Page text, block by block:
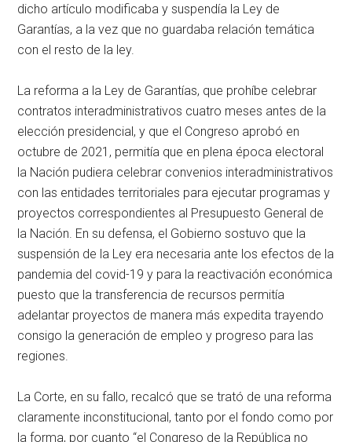
dicho artículo modificaba y suspendía la Ley de
Garantías, a la vez que no guardaba relación temática
con el resto de la ley.
La reforma a la Ley de Garantías, que prohíbe celebrar
contratos interadministrativos cuatro meses antes de la
elección presidencial, y que el Congreso aprobó en
octubre de 2021, permitía que en plena época electoral
la Nación pudiera celebrar convenios interadministrativos
con las entidades territoriales para ejecutar programas y
proyectos correspondientes al Presupuesto General de
la Nación. En su defensa, el Gobierno sostuvo que la
suspensión de la Ley era necesaria ante los efectos de la
pandemia del covid-19 y para la reactivación económica
puesto que la transferencia de recursos permitía
adelantar proyectos de manera más expedita trayendo
consigo la generación de empleo y progreso para las
regiones.
La Corte, en su fallo, recalcó que se trató de una reforma
claramente inconstitucional, tanto por el fondo como por
la forma, por cuanto “el Congreso de la República no